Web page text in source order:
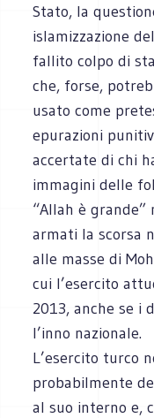
Stato, la
islamizzazione
fallito colpo di
che, forse,
usato come
epurazioni
accertate di chi
immagini delle
“Allah è grande”
armati la scorsa
alle masse di
cui l’esercito
2013, anche se i
l’inno nazionale.
L’esercito turco
probabilmente
al suo interno e,